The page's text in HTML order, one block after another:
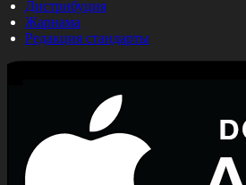
Дистрибуция
Жарнама
Редакция стандарты